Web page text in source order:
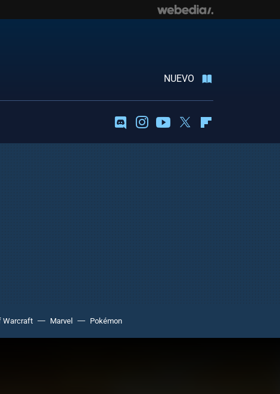
NUEVO
DiscordInstagramYoutubeTwitter
Warcraft Marvel Pokémon